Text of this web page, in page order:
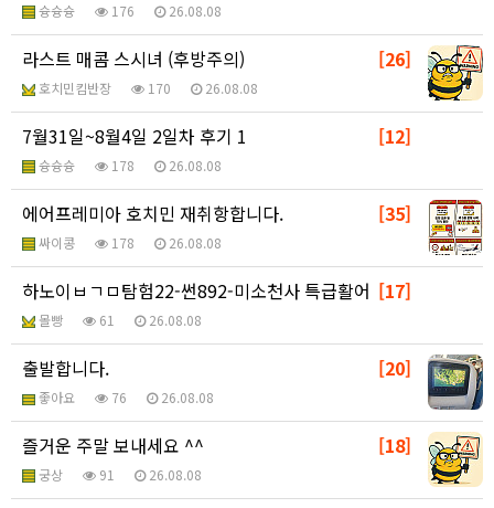
슝슝슝 176 26.08.08
[26]
라스트 매콤 스시녀 (후방주의)
호치민킴반장 170 26.08.08
[12]
7월31일~8월4일 2일차 후기 1
슝슝슝 178 26.08.08
[35]
에어프레미아 호치민 재취항합니다.
싸이콩 178 26.08.08
[17]
하노이ㅂㄱㅁ탐험22-썬892-미소천사 특급활어
몰빵 61 26.08.08
[20]
출발합니다.
좋아요 76 26.08.08
[18]
즐거운 주말 보내세요 ^^
궁상 91 26.08.08